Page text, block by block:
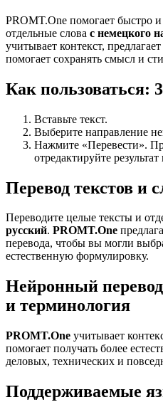
PROMT.One помогает быстро
отдельные слова с немецкого
учитывает контекст,
помогает сохранять смысл и
Как пользоваться:
Вставьте текст.
Выберите направление
Нажмите «Перевести».
отредактируйте
Перевод текстов и
Переводите целые тексты и
русский. PROMT.One
перевода, чтобы вы могли
естественную формулировку.
Нейронный
и терминология
PROMT.One учитывает
помогает получать более
деловых, технических и
Поддерживаемые